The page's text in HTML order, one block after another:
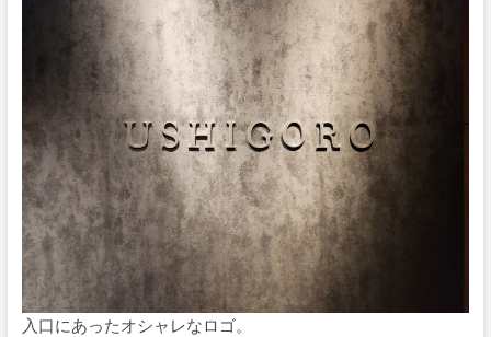
入口にあったオシャレなロゴ。